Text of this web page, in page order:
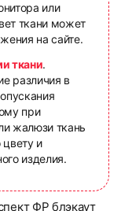
или
ткани может
на сайте.
ткани.
различия в
при
жалюзи ткань
цвету и
изделия.
ФР блэкаут